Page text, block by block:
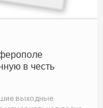
в честь
выходные